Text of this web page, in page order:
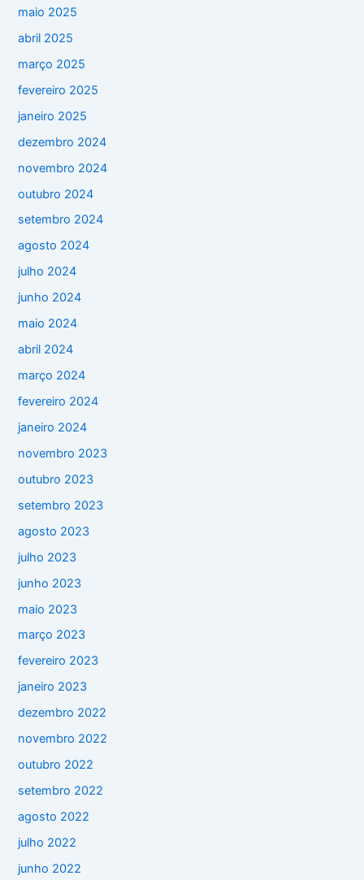
maio 2025
abril 2025
março 2025
fevereiro 2025
janeiro 2025
dezembro 2024
novembro 2024
outubro 2024
setembro 2024
agosto 2024
julho 2024
junho 2024
maio 2024
abril 2024
março 2024
fevereiro 2024
janeiro 2024
novembro 2023
outubro 2023
setembro 2023
agosto 2023
julho 2023
junho 2023
maio 2023
março 2023
fevereiro 2023
janeiro 2023
dezembro 2022
novembro 2022
outubro 2022
setembro 2022
agosto 2022
julho 2022
junho 2022